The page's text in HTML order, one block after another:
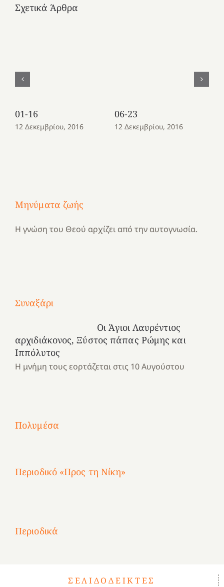
Σχετικά Άρθρα
01-16
12 Δεκεμβρίου, 2016
06-23
12 Δεκεμβρίου, 2016
Μηνύματα ζωής
Η γνώση του Θεού αρχίζει από την αυτογνωσία.
Συναξάρι
Οι Άγιοι Λαυρέντιος
αρχιδιάκονος, Ξύστος πάπας Ρώμης και
Ιππόλυτος
Η μνήμη τους εορτάζεται στις 10 Αυγούστου
Πολυμέσα
αναμνήσεων…
ένα
καλοκαίρι
Αγωνίστριες
Αθηνών
τραγούδι
στο
Νοσοκομείο
“Ερυθρός
Αγωνίστριες
Αθηνών
από
το
Ελληνικό
Αγωνίστριες
Αθηνών
χρόνια
καρτερούμεν»
Περιοδικό «Προς τη Νίκη»
Περιοδικά
1821
Δεκέμβριος
2023!
Μάιος
2023!
Μάρτιος
2023!
ΣΕΛΙΔΟΔΕΊΚΤΕΣ